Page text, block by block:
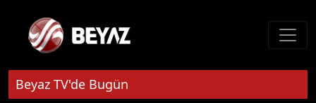
Beyaz TV'de Bugün